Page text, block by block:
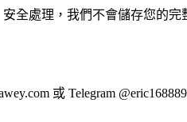
全處理，我們不會儲存您的
或 Telegram